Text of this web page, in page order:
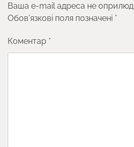
Ваша e-mail адреса не
Обов’язкові поля позначені *
Коментар *